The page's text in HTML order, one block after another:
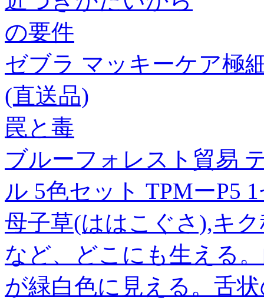
の要件
ゼブラ マッキーケア極
(直送品)
罠と毒
ブルーフォレスト貿易
ル 5色セット TPMーP5
母子草(ははこぐさ),キ
など、どこにも生える
が緑白色に見える。舌